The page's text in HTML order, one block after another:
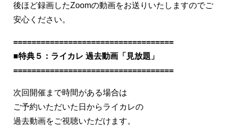
後ほど録画したZoomの動画をお送りいたしますのでご
安心ください。
===================================
■特典５：ライカレ 過去動画「見放題」
===================================
次回開催まで時間がある場合は
ご予約いただいた日からライカレの
過去動画をご視聴いただけます。